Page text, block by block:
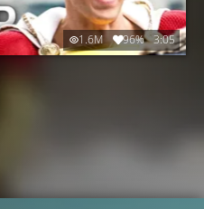
1.6M 96% 3:05